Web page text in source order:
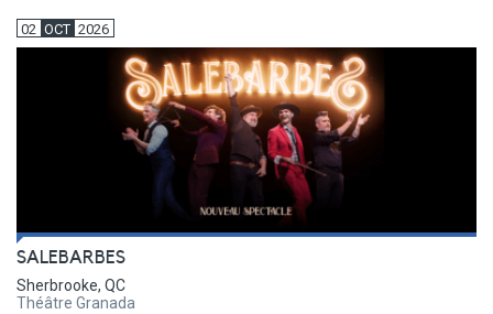
02 OCT 2026
SALEBARBES
Sherbrooke, QC
Théâtre Granada